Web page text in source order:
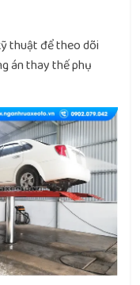
thuật để theo dõi
án thay thế phụ